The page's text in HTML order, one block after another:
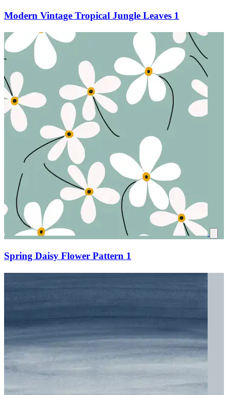
Modern Vintage Tropical Jungle Leaves 1
Spring Daisy Flower Pattern 1